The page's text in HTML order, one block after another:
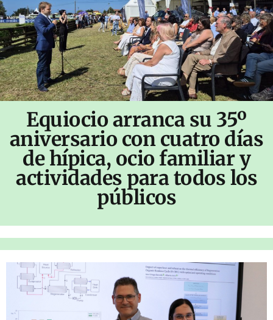
Equiocio arranca su 35º
aniversario con cuatro días
de hípica, ocio familiar y
actividades para todos los
públicos